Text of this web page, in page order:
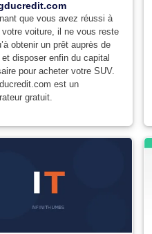
que vous avez réussi à
votre voiture, il ne vous reste
obtenir un prêt auprès de
et disposer enfin du capital
pour acheter votre SUV.
est un
gratuit.